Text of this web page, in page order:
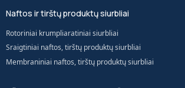
Naftos ir tirštų produktų siurbliai
Rotoriniai krumpliaratiniai siurbliai
Sraigtiniai naftos, tirštų produktų siurbliai
Membraniniai naftos, tirštų produktų siurbliai